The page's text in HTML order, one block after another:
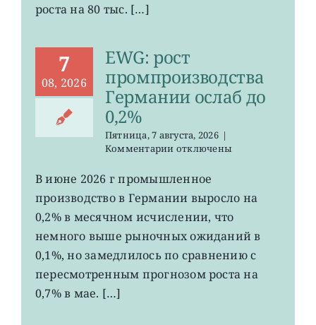
роста на 80 тыс. […]
7
08, 2026
EWG: рост
промпроизводства
Германии ослаб до
0,2%
Пятница, 7 августа, 2026 |
Комментариик
EWG:
рост
промпроизводства
Германии
до
0,2%
отключены
В июне 2026 г промышленное
производство в Германии выросло на
0,2% в месячном исчислении, что
немного выше рыночных ожиданий в
0,1%, но замедлилось по сравнению с
пересмотренным прогнозом роста на
0,7% в мае. […]